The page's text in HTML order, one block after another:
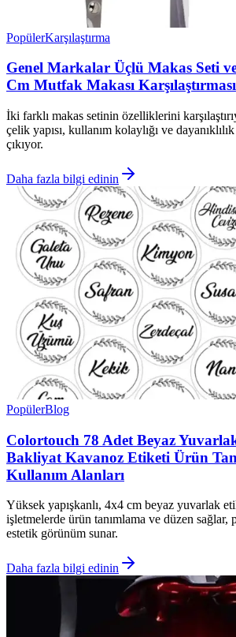
PopülerKarşılaştırma
Genel Markalar Üçlü Makas Seti
Cm Mutfak Makası Karşılaştırması
İki farklı makas setinin özelliklerini
çelik yapısı, kullanım kolaylığı ve
çıkıyor.
Daha fazla bilgi edinin
PopülerBlog
Colortouch 78 Adet Beyaz
Bakliyat Kavanoz Etiketi Ürün
Kullanım Alanları
Yüksek yapışkanlı, 4x4 cm beyaz yuvarlak
işletmelerde ürün tanımlama ve düzen sağlar,
estetik görünüm sunar.
Daha fazla bilgi edinin